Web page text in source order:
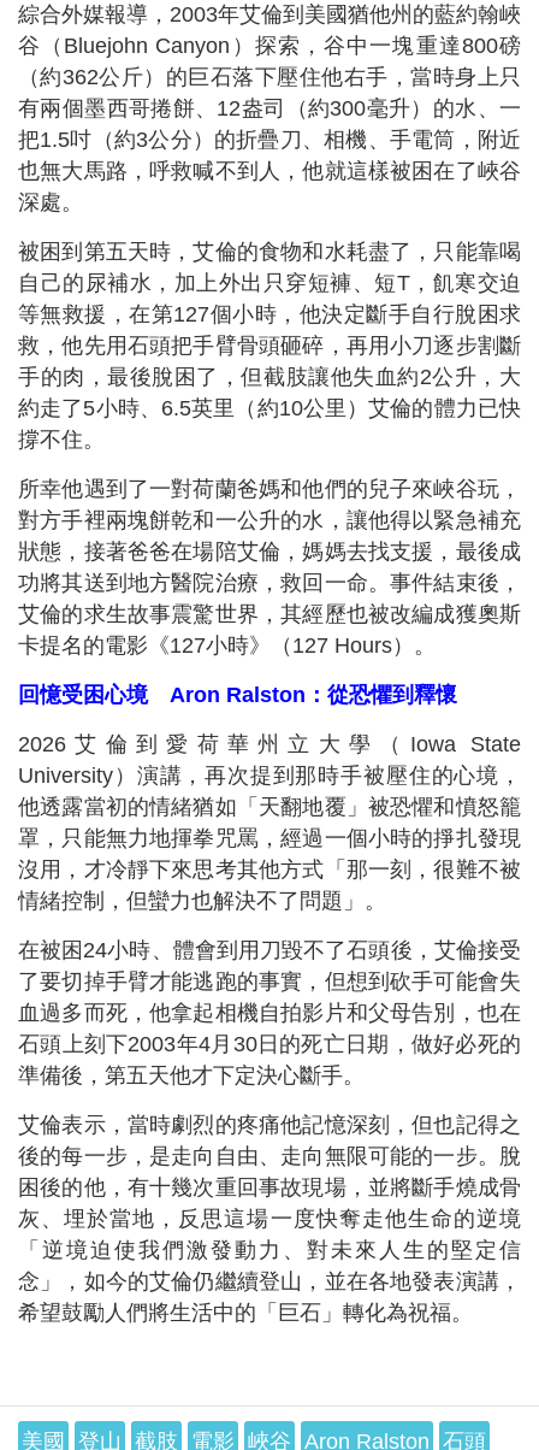
綜合外媒報導，2003年艾倫到美國猶他州的藍約翰峽
谷（Bluejohn Canyon）探索，谷中一塊重達800磅
（約362公斤）的巨石落下壓住他右手，當時身上只
有兩個墨西哥捲餅、12盎司（約300毫升）的水、一
把1.5吋（約3公分）的折疊刀、相機、手電筒，附近
也無大馬路，呼救喊不到人，他就這樣被困在了峽谷
深處。
被困到第五天時，艾倫的食物和水耗盡了，只能靠喝
自己的尿補水，加上外出只穿短褲、短T，飢寒交迫
等無救援，在第127個小時，他決定斷手自行脫困求
救，他先用石頭把手臂骨頭砸碎，再用小刀逐步割斷
手的肉，最後脫困了，但截肢讓他失血約2公升，大
約走了5小時、6.5英里（約10公里）艾倫的體力已快
撐不住。
所幸他遇到了一對荷蘭爸媽和他們的兒子來峽谷玩，
對方手裡兩塊餅乾和一公升的水，讓他得以緊急補充
狀態，接著爸爸在場陪艾倫，媽媽去找支援，最後成
功將其送到地方醫院治療，救回一命。事件結束後，
艾倫的求生故事震驚世界，其經歷也被改編成獲奧斯
卡提名的電影《127小時》（127 Hours）。
回憶受困心境 Aron Ralston：從恐懼到釋懷
2026艾倫到愛荷華州立大學（Iowa State
University）演講，再次提到那時手被壓住的心境，
他透露當初的情緒猶如「天翻地覆」被恐懼和憤怒籠
罩，只能無力地揮拳咒罵，經過一個小時的掙扎發現
沒用，才冷靜下來思考其他方式「那一刻，很難不被
情緒控制，但蠻力也解決不了問題」。
在被困24小時、體會到用刀毀不了石頭後，艾倫接受
了要切掉手臂才能逃跑的事實，但想到砍手可能會失
血過多而死，他拿起相機自拍影片和父母告別，也在
石頭上刻下2003年4月30日的死亡日期，做好必死的
準備後，第五天他才下定決心斷手。
艾倫表示，當時劇烈的疼痛他記憶深刻，但也記得之
後的每一步，是走向自由、走向無限可能的一步。脫
困後的他，有十幾次重回事故現場，並將斷手燒成骨
灰、埋於當地，反思這場一度快奪走他生命的逆境
「逆境迫使我們激發動力、對未來人生的堅定信
念」，如今的艾倫仍繼續登山，並在各地發表演講，
希望鼓勵人們將生活中的「巨石」轉化為祝福。
美國 登山 截肢 電影 峽谷 Aron Ralston 石頭